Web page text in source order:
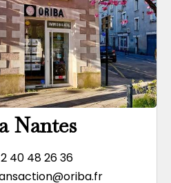
Nantes
40 48 26 36